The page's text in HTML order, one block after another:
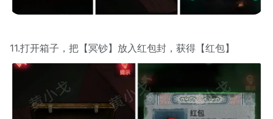
11.打开箱子，把【冥钞】放入红包封，获得【红包】